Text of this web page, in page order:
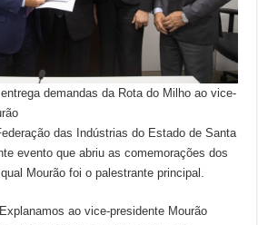
demandas da Rota do Milho ao vice-
das Indústrias do Estado de Santa
evento que abriu as comemorações dos
Mourão foi o palestrante principal.
ao vice-presidente Mourão